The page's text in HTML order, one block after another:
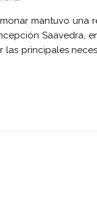
mantuvo una
Saavedra,
principales